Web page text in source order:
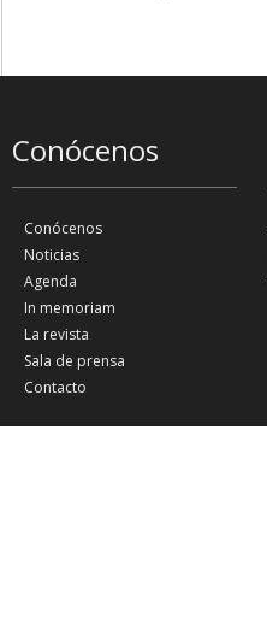
Conócenos
Conócenos
Noticias
Agenda
In memoriam
La revista
Sala de prensa
Contacto